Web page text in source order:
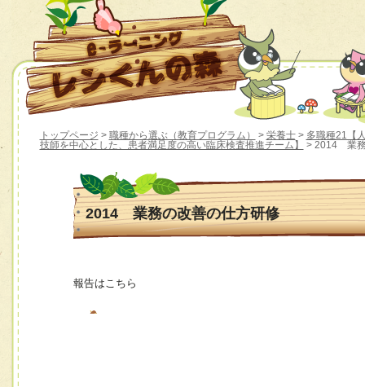
トップページ > 職種から選ぶ（教育プログラム） > 栄養士> 多職種21【
技師を中心とした、患者満足度の高い臨床検査推進チーム】
> 2014 業務
2014 業務の改善の仕方研修
報告はこちら